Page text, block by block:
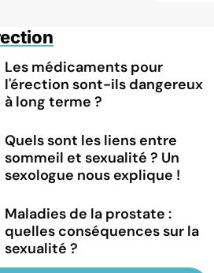
Les médicaments pour
l'érection sont-ils dangereux
à long terme ?
Quels sont les liens entre
sommeil et sexualité ? Un
sexologue nous explique !
Maladies de la prostate :
quelles conséquences sur la
sexualité ?